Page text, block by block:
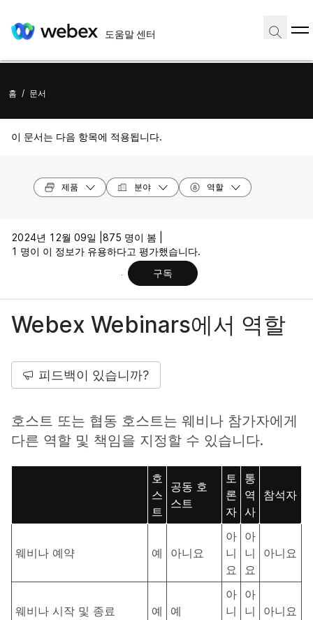
도움말 센터
홈 / 문서
이 문서는 다음 항목에 적용됩니다.
제품 분야 역할
2024년 12월 09일 | 875 명이 봄 |
1 명이 이 정보가 유용하다고 평가했습니다.
구독
Webex Webinars에서 역할
피드백이 있습니까?
호스트 또는 협동 호스트는 웨비나 참가자에게
다른 역할 및 책임을 지정할 수 있습니다.
호
스
트
공동 호
스트
토
론
자
통
역
사
참석자
웨비나 예약 예 아니요
아
니
요
아
니
요
아니요
웨비나 시작 및 종료 예 예
아
니
아
니
아니요